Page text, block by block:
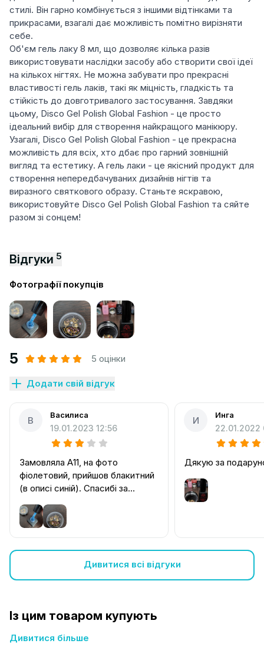
стилі. Він гарно комбінується з іншими відтінками та
прикрасами, взагалі дає можливість помітно вирізняти
себе.
Об'єм гель лаку 8 мл, що дозволяє кілька разів
використовувати наслідки засобу або створити свої ідеї
на кількох нігтях. Не можна забувати про прекрасні
властивості гель лаків, такі як міцність, гладкість та
стійкість до довготривалого застосування. Завдяки
цьому, Disco Gel Polish Global Fashion - це просто
ідеальний вибір для створення найкращого манікюру.
Узагалі, Disco Gel Polish Global Fashion - це прекрасна
можливість для всіх, хто дбає про гарний зовнішній
вигляд та естетику. А гель лаки - це якісний продукт для
створення непередбачуваних дизайнів нігтів та
виразного святкового образу. Станьте яскравою,
використовуйте Disco Gel Polish Global Fashion та сяйте
разом зі сонцем!
Відгуки 5
Фотографії покупців
5 5 оцінки
Додати свій відгук
В Василиса
19.01.2023 12:56
Замовляла А11, на фото
фіолетовий, прийшов блакитний
(в описі синій). Спасибі за
розчарована.
И Инга
22.01.2022
Дякую за
Дивитися всі відгуки
Із цим товаром купують
Дивитися більше